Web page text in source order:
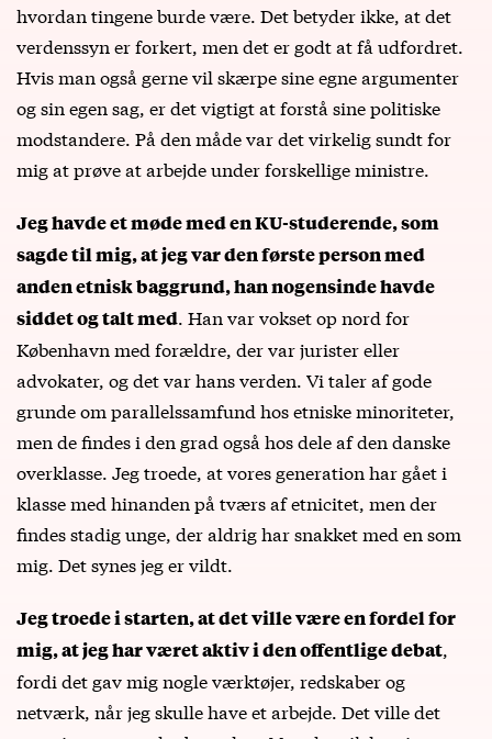
hvordan tingene burde være. Det betyder ikke, at det
verdenssyn er forkert, men det er godt at få udfordret.
Hvis man også gerne vil skærpe sine egne argumenter
og sin egen sag, er det vigtigt at forstå sine politiske
modstandere. På den måde var det virkelig sundt for
mig at prøve at arbejde under forskellige ministre.
Jeg havde et møde med en KU-studerende, som
sagde til mig, at jeg var den første person med
anden etnisk baggrund, han nogensinde havde
siddet og talt med. Han var vokset op nord for
København med forældre, der var jurister eller
advokater, og det var hans verden. Vi taler af gode
grunde om parallelssamfund hos etniske minoriteter,
men de findes i den grad også hos dele af den danske
overklasse. Jeg troede, at vores generation har gået i
klasse med hinanden på tværs af etnicitet, men der
findes stadig unge, der aldrig har snakket med en som
mig. Det synes jeg er vildt.
Jeg troede i starten, at det ville være en fordel for
mig, at jeg har været aktiv i den offentlige debat,
fordi det gav mig nogle værktøjer, redskaber og
netværk, når jeg skulle have et arbejde. Det ville det